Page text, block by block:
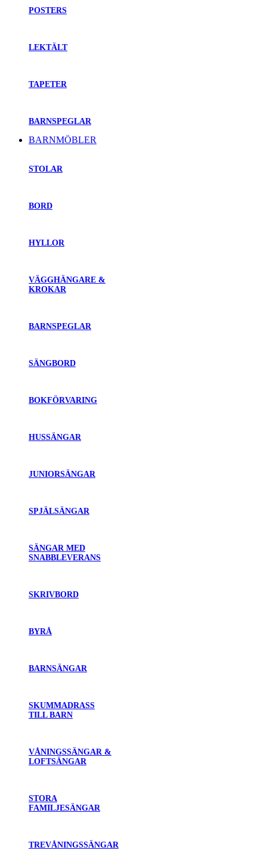
POSTERS
LEKTÄLT
TAPETER
BARNSPEGLAR
BARNMÖBLER
STOLAR
BORD
HYLLOR
VÄGGHÄNGARE &
KROKAR
BARNSPEGLAR
SÄNGBORD
BOKFÖRVARING
HUSSÄNGAR
JUNIORSÄNGAR
SPJÄLSÄNGAR
SÄNGAR MED
SNABBLEVERANS
SKRIVBORD
BYRÅ
BARNSÄNGAR
SKUMMADRASS
TILL BARN
VÅNINGSSÄNGAR &
LOFTSÄNGAR
STORA
FAMILJESÄNGAR
TREVÅNINGSSÄNGAR